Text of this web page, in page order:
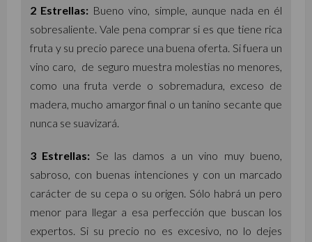
2Estrellas: Bueno vino, simple, aunque nada en él
sobresaliente. Vale pena comprar si es que tiene rica
fruta y su precio parece una buena oferta. Si fuera un
vino caro, de seguro muestra molestias no menores,
como una fruta verde o sobremadura, exceso de
madera, mucho amargor final o un tanino secante que
nunca se suavizará.
3 Estrellas: Se las damos a un vino muy bueno,
sabroso, con buenas intenciones y con un marcado
carácter de su cepa o su origen. Sólo habrá un pero
menor para llegar a esa perfección que buscan los
expertos. Si su precio no es excesivo, no lo dejes